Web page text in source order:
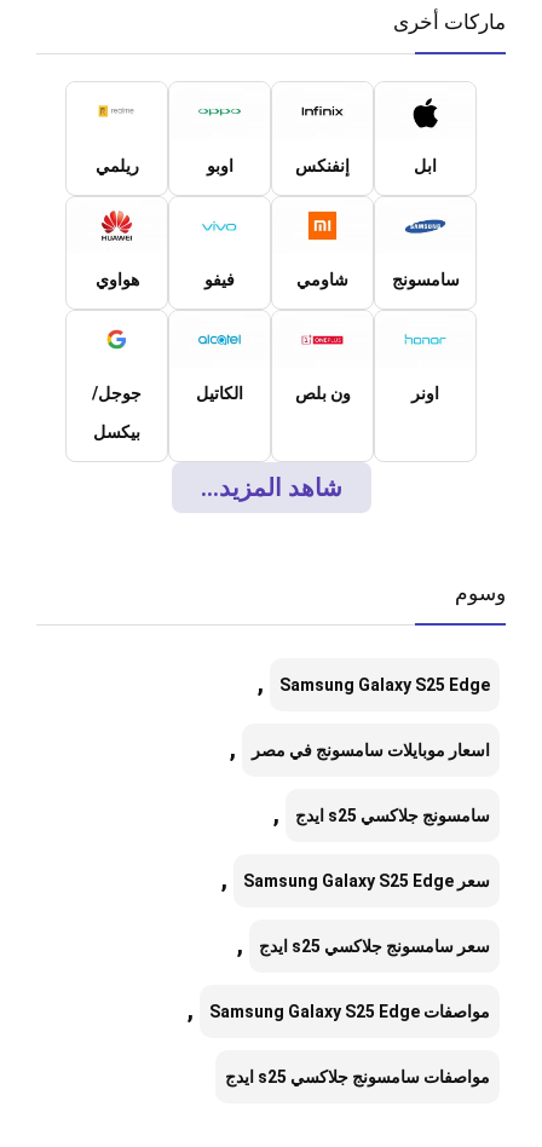
ماركات أخرى
ابل إنفنكس اوبو ريلمي
سامسونج شاومي فيفو هواوي
اونر ون بلص الكاتيل
جوجل/
بيكسل
شاهد المزيد...
وسوم
Samsung Galaxy S25 Edge
,
اسعار موبايلات سامسونج في مصر ,
سامسونج جلاكسي s25 ايدج ,
سعر Samsung Galaxy S25 Edge ,
سعر سامسونج جلاكسي s25 ايدج ,
مواصفات Samsung Galaxy S25 Edge ,
مواصفات سامسونج جلاكسي s25 ايدج